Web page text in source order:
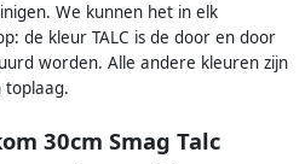
We kunnen het in elk
de kleur TALC is de door en door
worden. Alle andere kleuren zijn
toplaag.
30cm Smag Talc